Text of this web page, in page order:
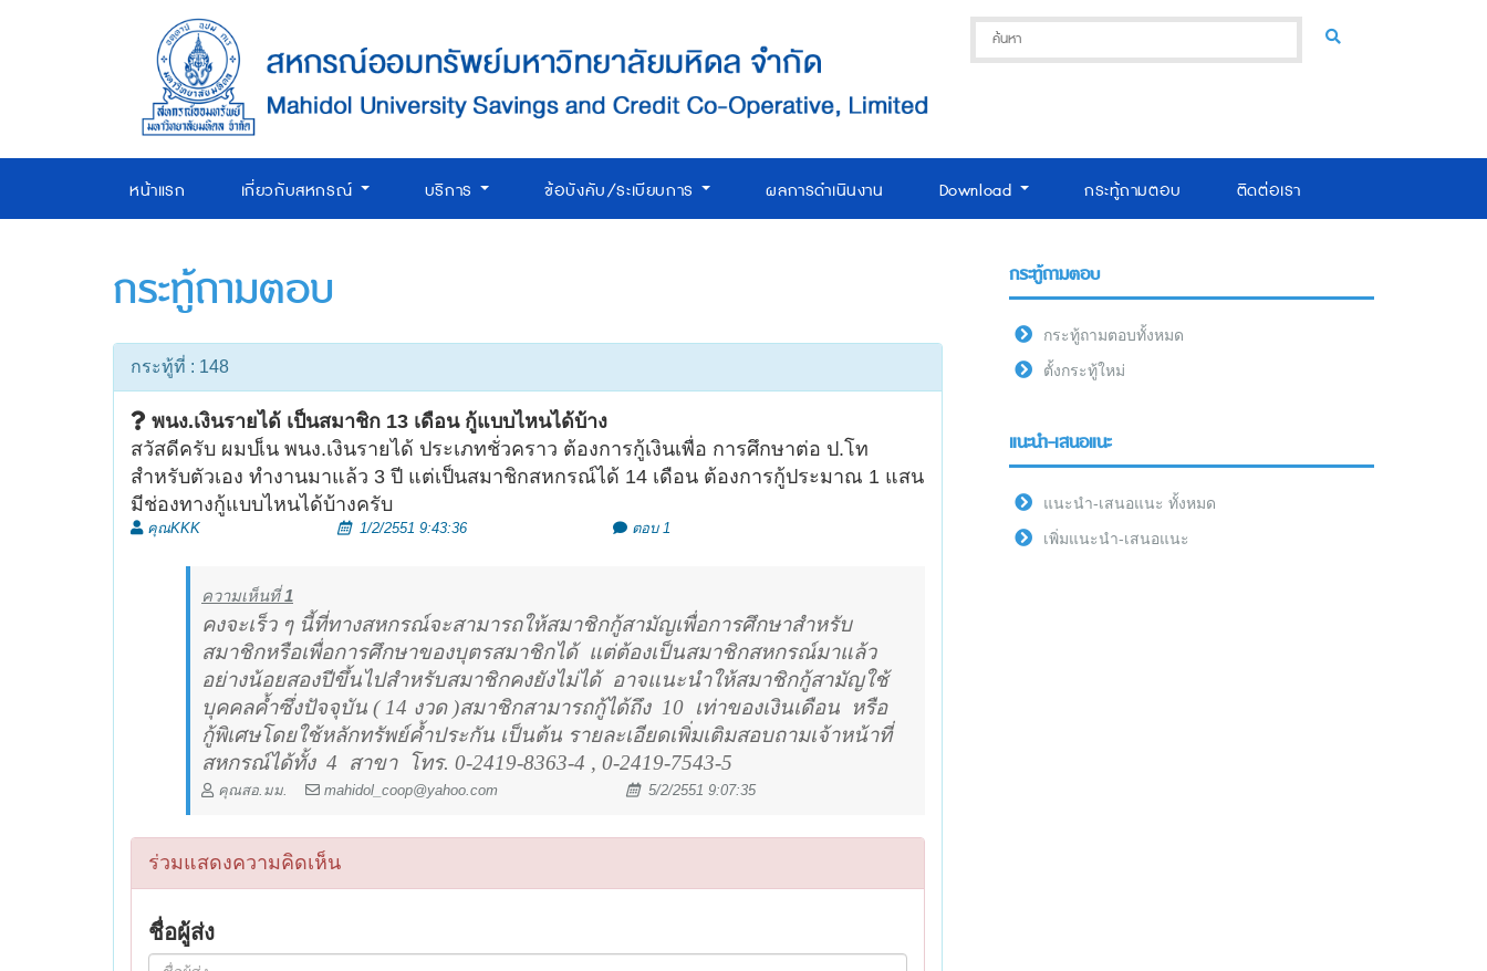
หน้าแรก เกี่ยวกับสหกรณ์ บริการ ข้อบังคับ/ระเบียบการ ผลการดำเนินงาน Download กระทู้ถามตอบ ติดต่อเรา
กระทู้ถามตอบ
กระทู้ที่ : 148
พนง.เงินรายได้ เป็นสมาชิก 13 เดือน กู้แบบไหนได้บ้าง
สวัสดีครับ ผมปเ็น พนง.เงินรายได้ ประเภทชั่วคราว ต้องการกู้เงินเพื่อ การศึกษาต่อ ป.โท
สำหรับตัวเอง ทำงานมาแล้ว 3 ปี แต่เป็นสมาชิกสหกรณ์ได้ 14 เดือน ต้องการกู้ประมาณ 1 แสน
มีช่องทางกู้แบบไหนได้บ้างครับ
คุณKKK 1/2/2551 9:43:36 ตอบ 1
ความเห็นที่1
คงจะเร็ว ๆ นี้ที่ทางสหกรณ์จะสามารถให้สมาชิกกู้สามัญเพื่อการศึกษาสำหรับ
สมาชิกหรือเพื่อการศึกษาของบุตรสมาชิกได้ แต่ต้องเป็นสมาชิกสหกรณ์มาแล้ว
อย่างน้อยสองปีขึ้นไปสำหรับสมาชิกคงยังไม่ได้ อาจแนะนำให้สมาชิกกู้สามัญใช้
บุคคลค้ำซึ่งปัจจุบัน ( 14 งวด )สมาชิกสามารถกู้ได้ถึง 10 เท่าของเงินเดือน
หรือ
กู้พิเศษโดยใช้หลักทรัพย์ค้ำประกัน เป็นต้น รายละเอียดเพิ่มเติมสอบถามเจ้าหน้าที่
สหกรณ์ได้ทั้ง 4 สาขา โทร. 0-2419-8363-4 , 0-2419-7543-5
คุณสอ.มม. mahidol_coop@yahoo.com 5/2/2551 9:07:35
ร่วมแสดงความคิดเห็น
ชื่อผู้ส่ง
กระทู้ถามตอบ
กระทู้ถามตอบทั้งหมด
ตั้งกระทู้ใหม่
แนะนำ-เสนอแนะ
แนะนำ-เสนอแนะ ทั้งหมด
เพิ่มแนะนำ-เสนอแนะ